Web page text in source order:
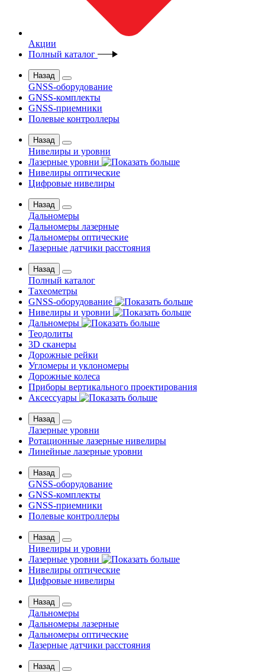
Акции
Полный каталог
Назад
GNSS-оборудование
GNSS-комплекты
GNSS-приемники
Полевые контроллеры
Назад
Нивелиры и уровни
Лазерные уровни
Нивелиры оптические
Цифровые нивелиры
Назад
Дальномеры
Дальномеры лазерные
Дальномеры оптические
Лазерные датчики расстояния
Назад
Полный каталог
Тахеометры
GNSS-оборудование
Нивелиры и уровни
Дальномеры
Теодолиты
3D сканеры
Дорожные рейки
Угломеры и уклономеры
Дорожные колеса
Приборы вертикального проектирования
Аксессуары
Назад
Лазерные уровни
Ротационные лазерные нивелиры
Линейные лазерные уровни
Назад
GNSS-оборудование
GNSS-комплекты
GNSS-приемники
Полевые контроллеры
Назад
Нивелиры и уровни
Лазерные уровни
Нивелиры оптические
Цифровые нивелиры
Назад
Дальномеры
Дальномеры лазерные
Дальномеры оптические
Лазерные датчики расстояния
Назад